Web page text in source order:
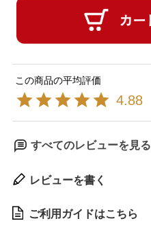
4.88
すべてのレビューを見る
レビューを書く
ご利用ガイドはこちら